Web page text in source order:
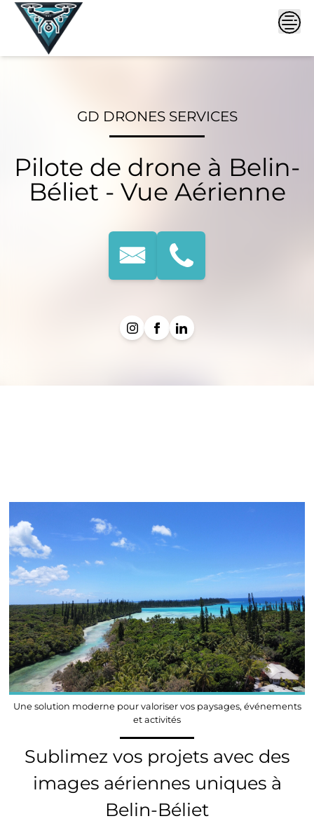
Skip
GD DRONES SERVICES
Pilote de drone à Belin-
Béliet - Vue Aérienne
Une solution moderne pour valoriser vos paysages, événements
et activités
Sublimez vos projets avec des
images aériennes uniques à
Belin-Béliet